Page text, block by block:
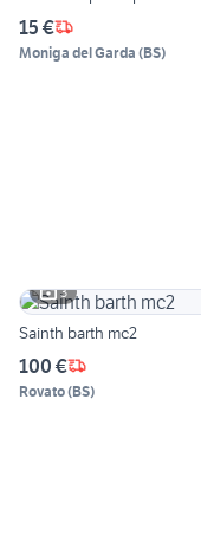
15 €
Moniga del Garda (BS)
3
Sainth barth mc2
100 €
Rovato(BS)